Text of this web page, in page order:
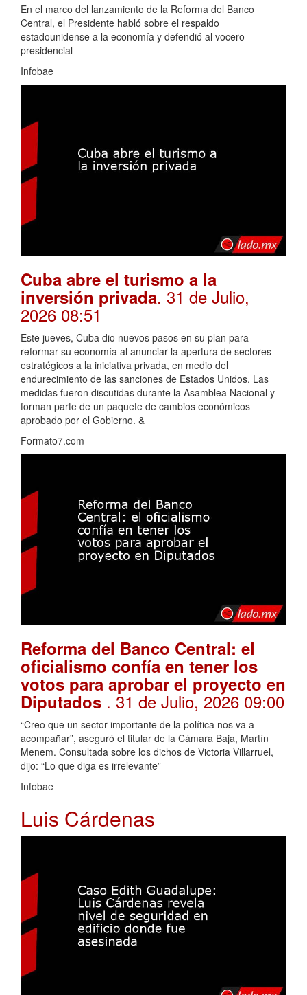
En el marco del lanzamiento de la Reforma del Banco
Central, el Presidente habló sobre el respaldo
estadounidense a la economía y defendió al vocero
presidencial
Infobae
Cuba abre el turismo a la
inversión privada. 31 de Julio,
2026 08:51
Este jueves, Cuba dio nuevos pasos en su plan para
reformar su economía al anunciar la apertura de sectores
estratégicos a la iniciativa privada, en medio del
endurecimiento de las sanciones de Estados Unidos. Las
medidas fueron discutidas durante la Asamblea Nacional y
forman parte de un paquete de cambios económicos
aprobado por el Gobierno. &
Formato7.com
Reforma del Banco Central: el
oficialismo confía en tener los
votos para aprobar el proyecto en
Diputados . 31 de Julio, 2026 09:00
“Creo que un sector importante de la política nos va a
acompañar”, aseguró el titular de la Cámara Baja, Martín
Menem. Consultada sobre los dichos de Victoria Villarruel,
dijo: “Lo que diga es irrelevante”
Infobae
Luis Cárdenas